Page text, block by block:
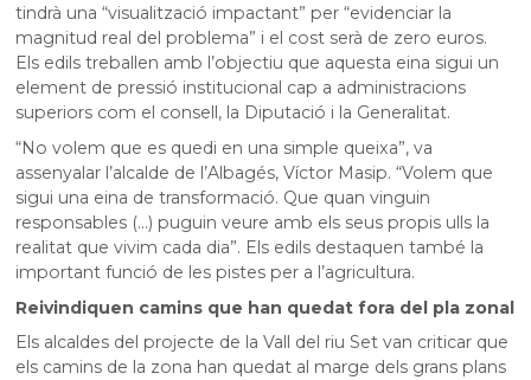
tindrà una “visualització impactant” per “evidenciar la
magnitud real del problema” i el cost serà de zero euros.
Els edils treballen amb l’objectiu que aquesta eina sigui un
element de pressió institucional cap a administracions
superiors com el consell, la Diputació i la Generalitat.
“No volem que es quedi en una simple queixa”, va
assenyalar l’alcalde de l’Albagés, Víctor Masip. “Volem que
sigui una eina de transformació. Que quan vinguin
responsables (...) puguin veure amb els seus propis ulls la
realitat que vivim cada dia”. Els edils destaquen també la
important funció de les pistes per a l’agricultura.
Reivindiquen camins que han quedat fora del pla zonal
Els alcaldes del projecte de la Vall del riu Set van criticar que
els camins de la zona han quedat al marge dels grans plans